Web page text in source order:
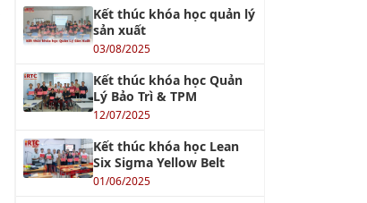
Kết thúc khóa học quản lý
sản xuất
03/08/2025
Kết thúc khóa học Quản
Lý Bảo Trì & TPM
12/07/2025
Kết thúc khóa học Lean
Six Sigma Yellow Belt
01/06/2025